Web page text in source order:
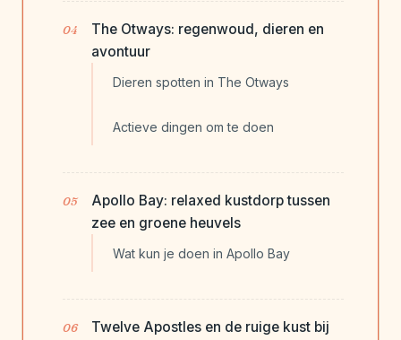
The Otways: regenwoud, dieren en
avontuur
Dieren spotten in The Otways
Actieve dingen om te doen
Apollo Bay: relaxed kustdorp tussen
zee en groene heuvels
Wat kun je doen in Apollo Bay
Twelve Apostles en de ruige kust bij